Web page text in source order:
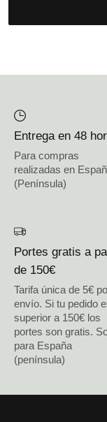
Entrega en 48
Para compras
realizadas en
(Península)
Portes gratis a
de 150€
Tarifa única de 5€
envío. Si tu pedido
superior a 150€ los
portes son gratis.
para España
(península)